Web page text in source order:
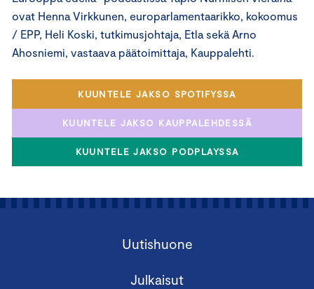
ovat Henna Virkkunen, europarlamentaarikko, kokoomus
/ EPP, Heli Koski, tutkimusjohtaja, Etla sekä Arno
Ahosniemi, vastaava päätoimittaja, Kauppalehti.
KUUNTELE JAKSO SPOTIFYSSA
KUUNTELE JAKSO KAUPPALEHDESSÄ
KUUNTELE JAKSO PODPLAYSSA
Uutishuone
Julkaisut